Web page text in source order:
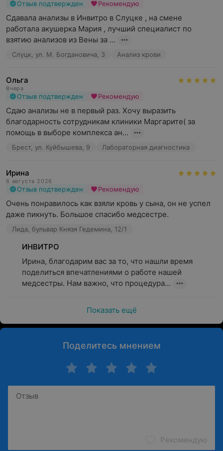
Отзыв подтвержден Рекомендую
Сдавала анализы в Инвитро в Слуцке , на смене
работала акушерка Мария , лучший специалист по
взятию анализов из Вены за ...
Слуцк, ул. М. Богдановича, 3 Анализ крови
Ольга
Вчера
Отзыв подтвержден Рекомендую
Сдаю анализы не в первый раз. Хочу выразить
благодарность сотрудникам клиники Маргарите( за
помощь в выборе комплекса ан...
Брест, ул. Куйбышева, 9 Лабораторная диагностика
Ирина
6 августа 2026
Отзыв подтвержден Рекомендую
Очень понравилось как взяли кровь у сына, он не успел
даже пикнуть. Большое спасибо медсестре.
Лида, бульвар Князя Гедемина, 12/1
ИНВИТРО
Ирина, благодарим вас за то, что нашли время
поделиться впечатлениями о работе нашей
медсестры. Нам важно, что процедура...
Показать ещё
Поделитесь мнением
Рекомендую